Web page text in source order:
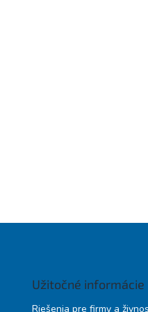
Užitočné informácie
Riešenia pre firmy a